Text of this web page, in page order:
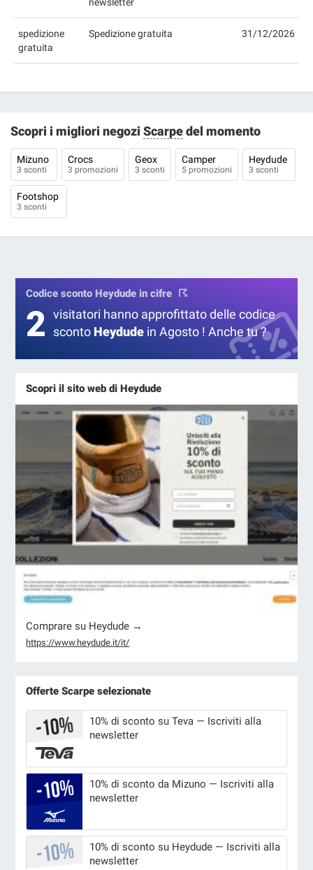
spedizione
gratuita
Spedizione gratuita 31/12/2026
Scopri i migliori negozi Scarpedel momento
Mizuno
3 sconti
Crocs
3 promozioni
Geox
3 sconti
Camper
5 promozioni
Heydude
3 sconti
Footshop
3 sconti
Codice sconto Heydude in cifre
2 visitatori hanno approfittato delle codice
sconto Heydude in Agosto ! Anche tu ?
Scopri il sito web di Heydude
Comprare su Heydude →
https://www.heydude.it/it/
Offerte Scarpe selezionate
10% di sconto su Teva — Iscriviti alla
newsletter
10% di sconto da Mizuno — Iscriviti alla
newsletter
10% di sconto su Heydude — Iscriviti alla
newsletter